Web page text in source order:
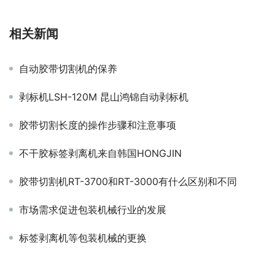
相关新闻
自动胶带切割机的保养
剥标机LSH-120M 昆山鸿锦自动剥标机
胶带切割长度的操作步骤和注意事项
不干胶标签剥离机来自韩国HONGJIN
胶带切割机RT-3700和RT-3000有什么区别和不同
市场需求促进包装机械行业的发展
标签剥离机等包装机械的更换